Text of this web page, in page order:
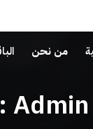
من نحن
Admin